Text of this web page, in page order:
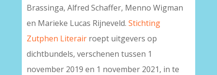
Brassinga, Alfred Schaffer, Menno Wigman
en Marieke Lucas Rijneveld. Stichting
Zutphen Literairroept uitgevers op
dichtbundels, verschenen tussen 1
november 2019 en 1 november 2021, in te